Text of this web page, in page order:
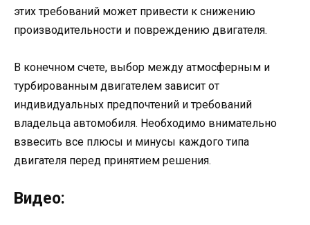
этих требований может привести к снижению
производительности и повреждению двигателя.
В конечном счете, выбор между атмосферным и
турбированным двигателем зависит от
индивидуальных предпочтений и требований
владельца автомобиля. Необходимо внимательно
взвесить все плюсы и минусы каждого типа
двигателя перед принятием решения.
Видео: